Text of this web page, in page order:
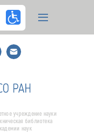
E-
mail
подписка
учреждение науки
библиотека
наук